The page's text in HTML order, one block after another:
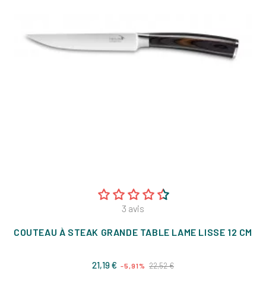
3 avis
COUTEAU À STEAK GRANDE TABLE LAME LISSE 12 CM
21,19 € Prix
-5,91% 22,52 €Prix